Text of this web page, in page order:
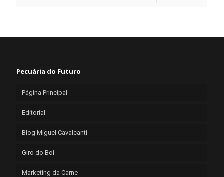
Pecuária do Futuro
Página Principal
Editorial
Blog Miguel Cavalcanti
Giro do Boi
Marketing da Carne